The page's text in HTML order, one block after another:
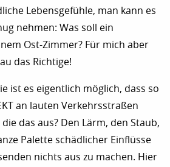
Lebensgefühle, man kann es
nehmen: Was soll ein
Ost-Zimmer? Für mich aber
das Richtige!
ist es eigentlich möglich, dass so
an lauten Verkehrsstraßen
das aus? Den Lärm, den Staub,
Palette schädlicher Einflüsse
nichts aus zu machen. Hier